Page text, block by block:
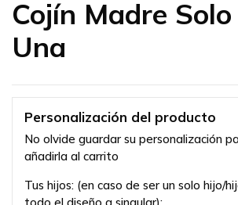
Cojín Madre
Una
Personalización del producto
No olvide guardar su personalización
añadirla al carrito
Tus hijos: (en caso de ser un solo hijo/